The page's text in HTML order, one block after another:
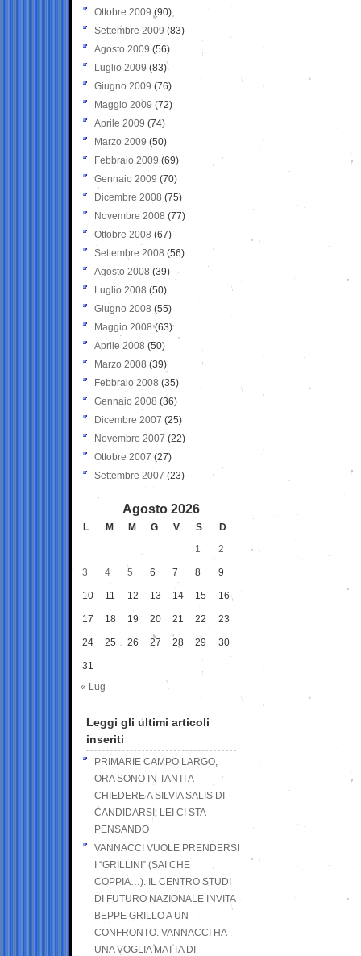
Ottobre 2009 (90)
Settembre 2009 (83)
Agosto 2009 (56)
Luglio 2009 (83)
Giugno 2009 (76)
Maggio 2009 (72)
Aprile 2009 (74)
Marzo 2009 (50)
Febbraio 2009 (69)
Gennaio 2009 (70)
Dicembre 2008 (75)
Novembre 2008 (77)
Ottobre 2008 (67)
Settembre 2008 (56)
Agosto 2008 (39)
Luglio 2008 (50)
Giugno 2008 (55)
Maggio 2008(63)
Aprile 2008 (50)
Marzo 2008 (39)
Febbraio 2008 (35)
Gennaio 2008 (36)
Dicembre 2007 (25)
Novembre 2007 (22)
Ottobre 2007 (27)
Settembre 2007 (23)
Agosto 2026
L M M G V S
D
1
2
3 4 5 6 7 8 9
10 11 12 13 14 15 16
17 18 19 20 21 22 23
24 25 26 27 28 29 30
31
« Lug
Leggi gli ultimi articoli
inseriti
PRIMARIE CAMPO LARGO,
ORA SONO IN TANTI A
CHIEDERE A SILVIA SALIS DI
CANDIDARSI: LEI CI STA
PENSANDO
VANNACCI VUOLE PRENDERSI
I “GRILLINI” (SAI CHE
COPPIA…). IL CENTRO STUDI
DI FUTURO NAZIONALE INVITA
BEPPE GRILLO A UN
CONFRONTO. VANNACCI HA
UNA VOGLIA MATTA DI